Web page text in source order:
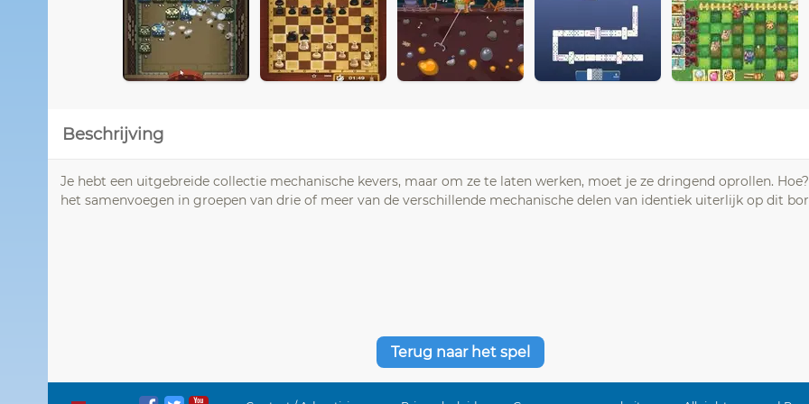
Beschrijving
Je hebt een uitgebreide collectie mechanische kevers, maar om ze te laten werken, moet je ze dringend oprollen.
het samenvoegen in groepen van drie of meer van de verschillende mechanische delen van identiek uiterlijk op dit
Terug naar het spel